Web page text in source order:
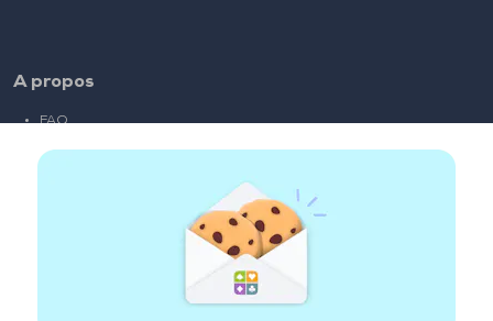
A propos
FAQ
Liens partenaires